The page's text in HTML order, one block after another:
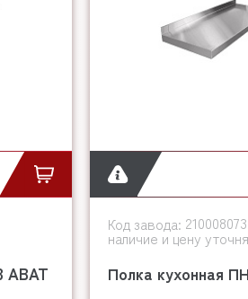
ABAT
Код завода:
наличие и цену
Полка кухонная